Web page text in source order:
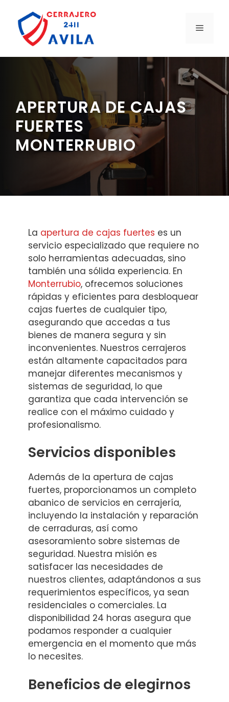
contenido
MENÚ
APERTURA DE CAJAS
FUERTES
MONTERRUBIO
La apertura de cajas fuertes es un
servicio especializado que requiere no
solo herramientas adecuadas, sino
también una sólida experiencia. En
Monterrubio, ofrecemos soluciones
rápidas y eficientes para desbloquear
cajas fuertes de cualquier tipo,
asegurando que accedas a tus
bienes de manera segura y sin
inconvenientes. Nuestros cerrajeros
están altamente capacitados para
manejar diferentes mecanismos y
sistemas de seguridad, lo que
garantiza que cada intervención se
realice con el máximo cuidado y
profesionalismo.
Servicios disponibles
Además de la apertura de cajas
fuertes, proporcionamos un completo
abanico de servicios en cerrajería,
incluyendo la instalación y reparación
de cerraduras, así como
asesoramiento sobre sistemas de
seguridad. Nuestra misión es
satisfacer las necesidades de
nuestros clientes, adaptándonos a sus
requerimientos específicos, ya sean
residenciales o comerciales. La
disponibilidad 24 horas asegura que
podamos responder a cualquier
emergencia en el momento que más
lo necesites.
Beneficios de elegirnos